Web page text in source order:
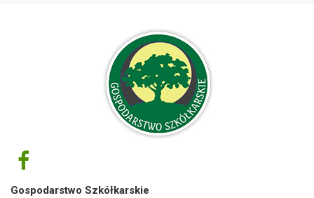
Gospodarstwo Szkółkarskie